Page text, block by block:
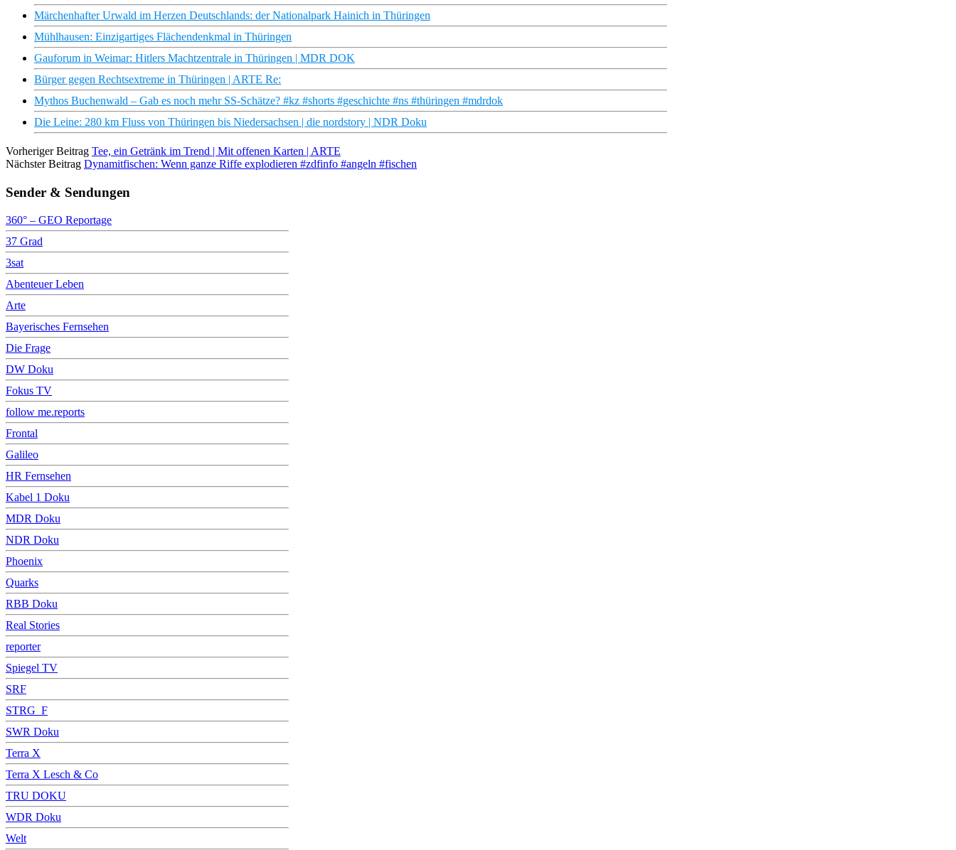
Märchenhafter Urwald im Herzen Deutschlands: der Nationalpark Hainich in Thüringen
Mühlhausen: Einzigartiges Flächendenkmal in Thüringen
Gauforum in Weimar: Hitlers Machtzentrale in Thüringen | MDR DOK
Bürger gegen Rechtsextreme in Thüringen | ARTE Re:
Mythos Buchenwald – Gab es noch mehr SS-Schätze? #kz #shorts #geschichte #ns #thüringen #mdrdok
Die Leine: 280 km Fluss von Thüringen bis Niedersachsen | die nordstory | NDR Doku
Vorheriger Beitrag Tee, ein Getränk im Trend | Mit offenen Karten | ARTE
Nächster Beitrag Dynamitfischen: Wenn ganze Riffe explodieren #zdfinfo #angeln #fischen
Sender & Sendungen
360° – GEO Reportage
37 Grad
3sat
Abenteuer Leben
Arte
Bayerisches Fernsehen
Die Frage
DW Doku
Fokus TV
follow me.reports
Frontal
Galileo
HR Fernsehen
Kabel 1 Doku
MDR Doku
NDR Doku
Phoenix
Quarks
RBB Doku
Real Stories
reporter
Spiegel TV
SRF
STRG_F
SWR Doku
Terra X
Terra X Lesch & Co
TRU DOKU
WDR Doku
Welt